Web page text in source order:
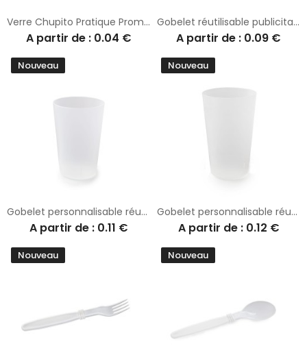
Verre Chupito Pratique Promotionnel
A partir de : 0.04 €
Gobelet réutilisable publicitaire recyclable ECO180 BIC
A partir de : 0.09 €
Nouveau
Gobelet personnalisable réutilisable Eco 200
A partir de : 0.11 €
Nouveau
Gobelet personnalisable réutilisable Eco 300
A partir de : 0.12 €
Nouveau Nouveau